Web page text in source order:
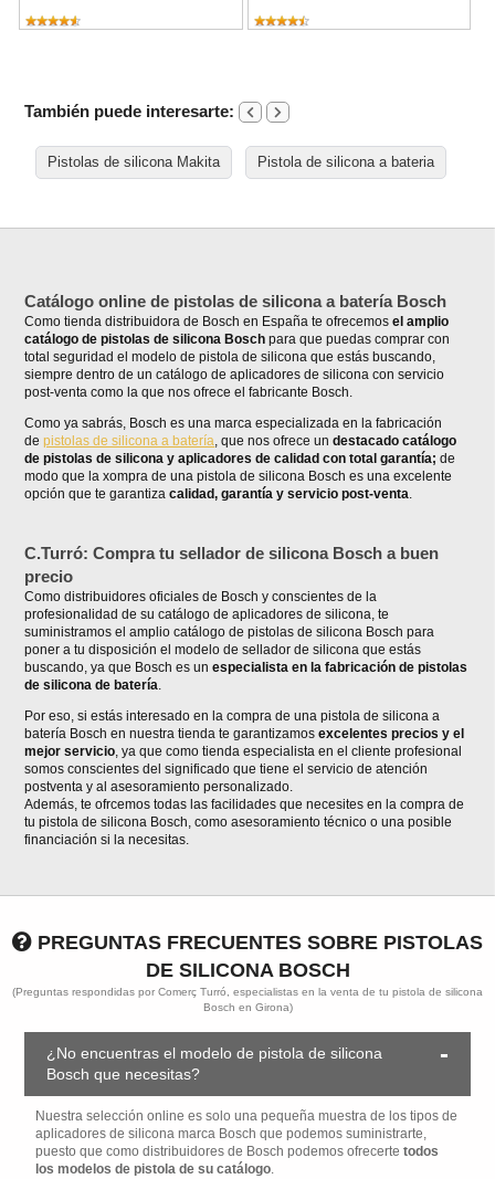
También puede interesarte:
Pistolas de silicona Makita Pistola de silicona a bateria
Catálogo online de pistolas de silicona a batería Bosch
Como tienda distribuidora de Bosch en España te ofrecemosel amplio
catálogo de pistolas de silicona Bosch para que puedas comprar con
total seguridad el modelo de pistola de silicona que estás buscando,
siempre dentro de un catálogo de aplicadores de silicona con servicio
post-venta como la que nos ofrece el fabricante Bosch.
Como ya sabrás, Bosch es una marca especializada en la fabricación
depistolas de silicona a batería, que nos ofrece undestacado catálogo
de pistolas de silicona y aplicadores de calidad con total garantía;de
modo que la xompra de una pistola de silicona Bosch es una excelente
opción que te garantizacalidad, garantía y servicio post-venta.
C.Turró: Compra tu sellador de silicona Bosch a buen
precio
Como distribuidores oficiales de Bosch y conscientes de la
profesionalidad de su catálogo de aplicadores de silicona, te
suministramos el amplio catálogo de pistolas de silicona Bosch para
poner a tu disposición el modelo de sellador de silicona que estás
buscando, ya que Bosch es unespecialista en la fabricación de pistolas
de silicona de batería.
Por eso, si estás interesado en la compra de una pistola de silicona a
batería Bosch en nuestra tienda te garantizamosexcelentes precios y el
mejor servicio, ya que como tienda especialista en el cliente profesional
somos conscientes del significado que tiene el servicio de atención
postventa y al asesoramiento personalizado.
Además, te ofrcemos todas las facilidades que necesites en la compra de
tu pistola de silicona Bosch, como asesoramiento técnico o una posible
financiación si la necesitas.
PREGUNTAS FRECUENTES SOBRE PISTOLAS
DE SILICONA BOSCH
(Preguntas respondidas por Comerç Turró, especialistas en la venta de tu pistola de silicona
Bosch en Girona)
¿No encuentras el modelo de pistola de silicona
Bosch que necesitas?
Nuestra selección online es solo una pequeña muestra de los tipos de
aplicadores de silicona marca Bosch que podemos suministrarte,
puesto que como distribuidores de Bosch podemos ofrecertetodos
los modelos de pistola de su catálogo.